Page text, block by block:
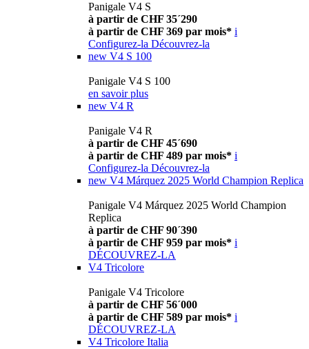
Panigale V4 S
à partir de CHF 35´290
à partir de CHF 369 par mois* i
Configurez-la Découvrez-la
new V4 S 100
Panigale V4 S 100
en savoir plus
new V4 R
Panigale V4 R
à partir de CHF 45´690
à partir de CHF 489 par mois* i
Configurez-la Découvrez-la
new V4 Márquez 2025 World Champion Replica
Panigale V4 Márquez 2025 World Champion
Replica
à partir de CHF 90´390
à partir de CHF 959 par mois* i
DÉCOUVREZ-LA
V4 Tricolore
Panigale V4 Tricolore
à partir de CHF 56´000
à partir de CHF 589 par mois* i
DÉCOUVREZ-LA
V4 Tricolore Italia